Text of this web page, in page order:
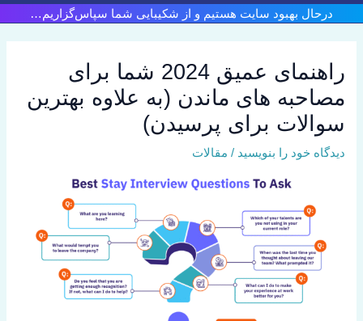
پرش
به
درحال بهبود سایت هستیم و از شکیبایی شما سپاس‌گزاریم…
راهنمای عمیق 2024 شما برای
مصاحبه های ماندن (به علاوه بهترین
سوالات برای پرسیدن)
دیدگاه‌ خود را بنویسید / مقالات